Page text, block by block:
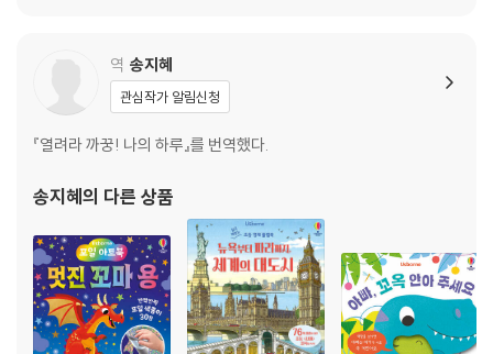
역 송지혜
관심작가 알림신청
『열려라 까꿍! 나의 하루』를 번역했다.
송지혜의 다른 상품